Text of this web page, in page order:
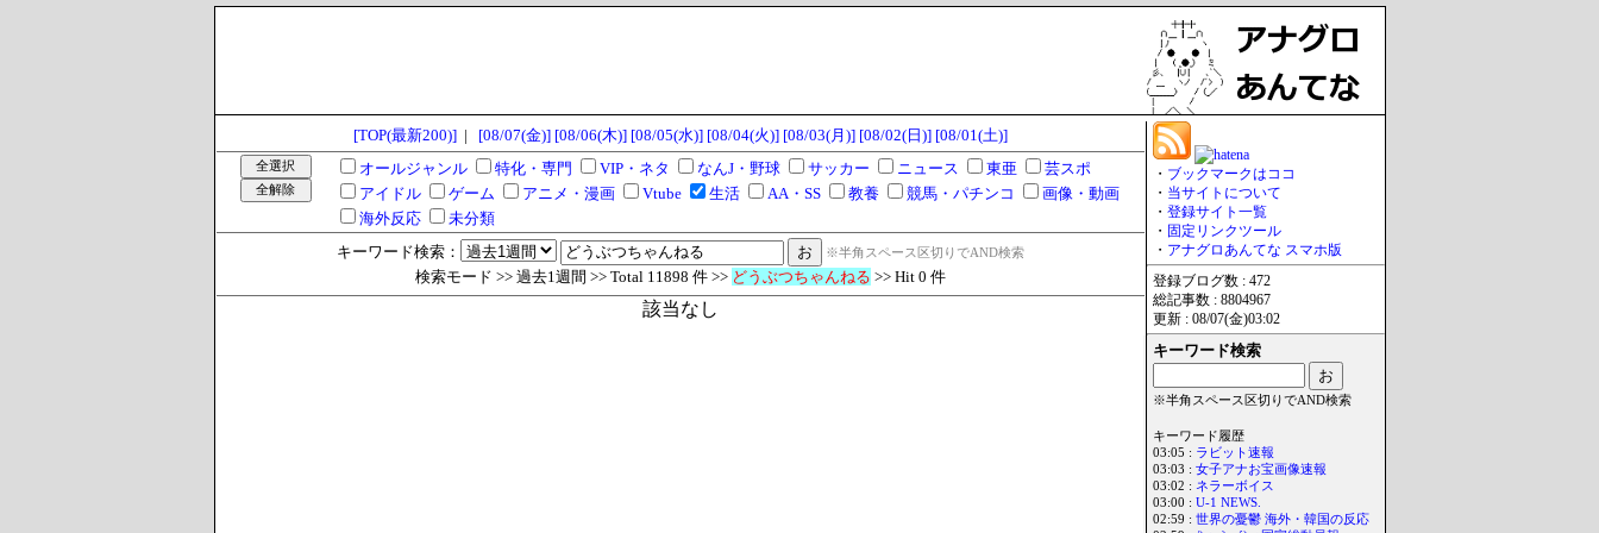
[TOP(最新200)]| [08/07(金)] [08/06(木)] [08/05(水)] [08/04(火)] [08/03(月)] [08/02(日)] [08/01(土)]
オールジャンル
特化・専門 VIP・ネタ なんJ・野球 サッカー ニュース 東亜
芸スポ
アイドル
ゲーム アニメ・漫画 Vtube 生活 AA・SS 教養 競馬・パチンコ
画像・動画
海外反応
未分類
キーワード検索：
※半角スペース区切りでAND検索
検索モード >> 過去1週間 >> Total 11898 件 >> どうぶつちゃんねる >> Hit 0 件
該当なし
・ ブックマークはココ
・ 当サイトについて
・ 登録サイト一覧
・ 固定リンクツール
・ アナグロあんてな スマホ版
登録ブログ数 : 472
総記事数 : 8804967
更新 : 08/07(金)03:02
キーワード検索
※半角スペース区切りでAND検索
キーワード履歴
03:05 : ラビット速報
03:03 : 女子アナお宝画像速報
03:02 : ネラーボイス
03:00 : U-1 NEWS.
02:59 : 世界の憂鬱 海外・韓国の反応